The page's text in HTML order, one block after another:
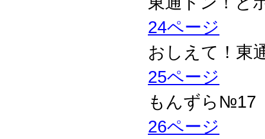
24ページ
おしえて！東
25ページ
もんずら№17
26ページ